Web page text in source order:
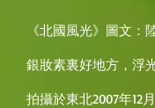
《北國風光》圖文：
銀妝素裏好地方，浮
拍攝於東北2007年12月